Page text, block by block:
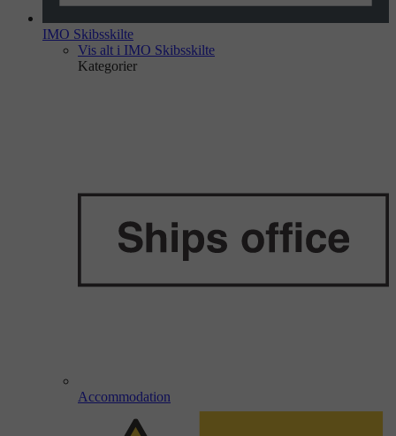
IMO Skibsskilte
Vis alt i IMO Skibsskilte
Kategorier
Accommodation